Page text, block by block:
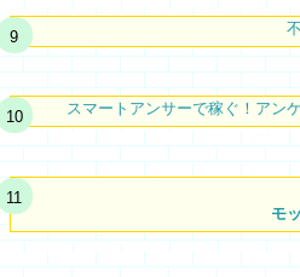
スマートアンサーで稼ぐ！アン
モ